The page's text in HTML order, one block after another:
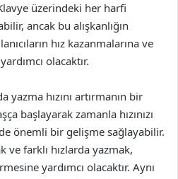
Klavye üzerindeki her harfi
ancak bu alışkanlığın
hız kazanmalarına ve
olacaktır.
yazma hızını artırmanın bir
başlayarak zamanla hızınızı
önemli bir gelişme sağlayabilir.
ve farklı hızlarda yazmak,
yardımcı olacaktır. Aynı